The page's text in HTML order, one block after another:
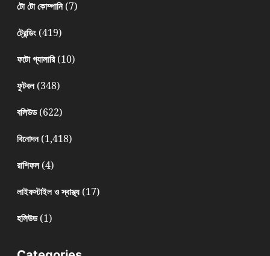
টো টো কোম্পানি(7)
ট্রেন্ডিং(419)
ফটো গ্যালারি(10)
ফুটবল(348)
বলিউড(622)
বিনোদন(1,418)
রাশিফল(4)
লাইফস্টাইল ও স্বাস্থ্য(17)
হলিউড(1)